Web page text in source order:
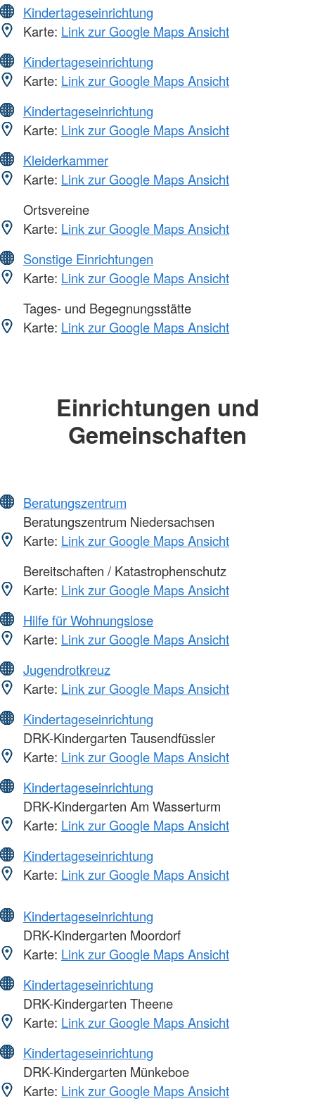
Kindertageseinrichtung
Karte: Link zur Google Maps Ansicht
Kindertageseinrichtung
Karte: Link zur Google Maps Ansicht
Kindertageseinrichtung
Karte: Link zur Google Maps Ansicht
Kleiderkammer
Karte: Link zur Google Maps Ansicht
Ortsvereine
Karte: Link zur Google Maps Ansicht
Sonstige Einrichtungen
Karte: Link zur Google Maps Ansicht
Tages- und Begegnungsstätte
Karte: Link zur Google Maps Ansicht
Einrichtungen und
Gemeinschaften
Beratungszentrum
Beratungszentrum Niedersachsen
Karte: Link zur Google Maps Ansicht
Bereitschaften / Katastrophenschutz
Karte: Link zur Google Maps Ansicht
Hilfe für Wohnungslose
Karte: Link zur Google Maps Ansicht
Jugendrotkreuz
Karte: Link zur Google Maps Ansicht
Kindertageseinrichtung
DRK-Kindergarten Tausendfüssler
Karte: Link zur Google Maps Ansicht
Kindertageseinrichtung
DRK-Kindergarten Am Wasserturm
Karte: Link zur Google Maps Ansicht
Kindertageseinrichtung
Karte: Link zur Google Maps Ansicht
Kindertageseinrichtung
DRK-Kindergarten Moordorf
Karte: Link zur Google Maps Ansicht
Kindertageseinrichtung
DRK-Kindergarten Theene
Karte: Link zur Google Maps Ansicht
Kindertageseinrichtung
DRK-Kindergarten Münkeboe
Karte: Link zur Google Maps Ansicht